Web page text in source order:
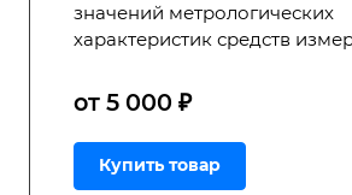
значений метрологических
характеристик средств
от 5 000 ₽
Купить товар